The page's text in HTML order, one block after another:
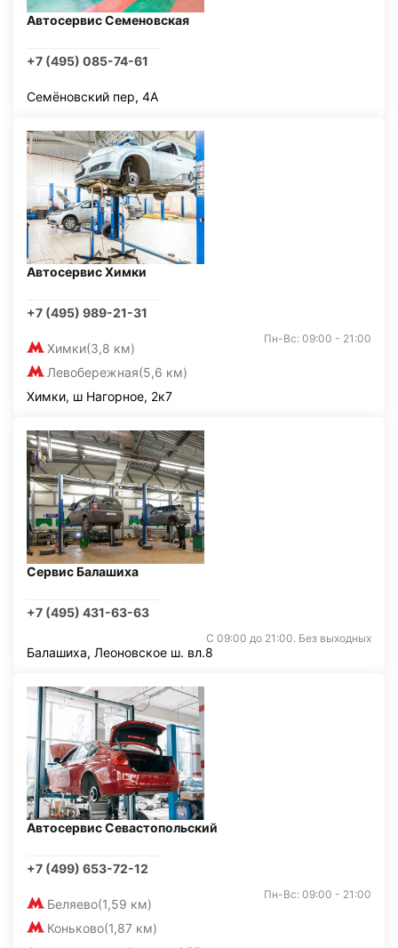
Автосервис Семеновская
+7 (495) 085-74-61
Семёновский пер, 4А
Автосервис Химки
+7 (495) 989-21-31
Химки(3,8 км)
Левобережная(5,6 км)
Пн-Вс: 09:00 - 21:00
Химки, ш Нагорное, 2к7
Сервис Балашиха
+7 (495) 431-63-63
С 09:00 до 21:00. Без выходных
Балашиха, Леоновское ш. вл.8
Автосервис Севастопольский
+7 (499) 653-72-12
Беляево(1,59 км)
Коньково(1,87 км)
Пн-Вс: 09:00 - 21:00